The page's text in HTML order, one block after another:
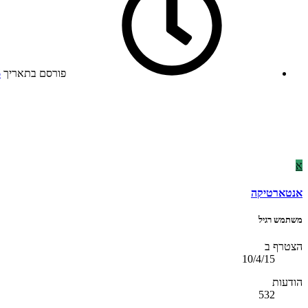
פורסם בתאריך
א
אנטארטיקה
משתמש רגיל
הצטרף ב
10/4/15
הודעות
532